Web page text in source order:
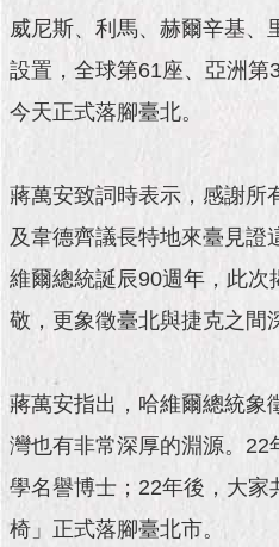
景
及
成
果
政
料
館
發
北
動
主
威尼斯、利馬、赫爾辛基、
設置，全球第61座、亞洲第
今天正式落腳臺北。
蔣萬安致詞時表示，感謝所
及韋德齊議長特地來臺見證
維爾總統誕辰90週年，此次
敬，更象徵臺北與捷克之間
蔣萬安指出，哈維爾總統象
灣也有非常深厚的淵源。22
學名譽博士；22年後，大家
椅」正式落腳臺北市。